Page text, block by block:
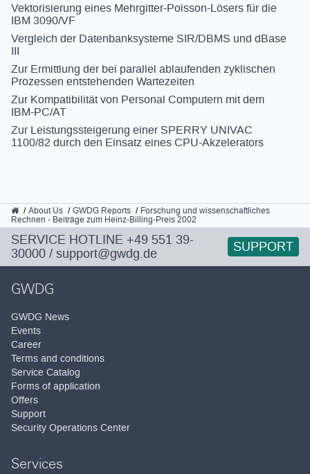
Vektorisierung eines Mehrgitter-Poisson-Lösers für die
IBM 3090/VF
Vergleich der Datenbanksysteme SIR/DBMS und dBase
III
Zur Ermittlung der bei parallel ablaufenden zyklischen
Prozessen entstehenden Wartezeiten
Zur Kompatibilität von Personal Computern mit dem
IBM-PC/AT
Zur Leistungssteigerung einer SPERRY UNIVAC
1100/82 durch den Einsatz eines CPU-Akzelerators
GWDG
About Us GWDG Reports
Forschung und wissenschaftliches
Rechnen - Beiträge zum Heinz-Billing-Preis 2002
SERVICE HOTLINE +49 551 39-
30000 / support@gwdg.de SUPPORT
GWDG
GWDG News
Events
Career
Terms and conditions
Service Catalog
Forms of application
Offers
Support
Security Operations Center
Services